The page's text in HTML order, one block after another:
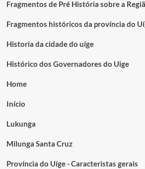
Fragmentos de Pré História sobre a
Fragmentos históricos da província do
Historia da cidade do uíge
Histórico dos Governadores do Uige
Home
Início
Lukunga
Milunga Santa Cruz
Província do Uíge - Caracteristas gerais